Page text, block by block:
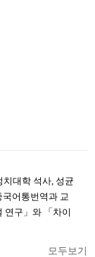
대학 석사, 성균
어통번역과 교
연구」와 「차이
모두보기